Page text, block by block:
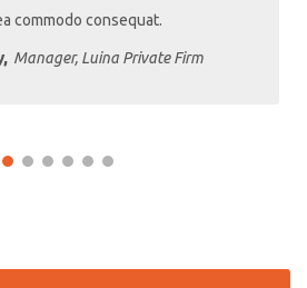
commodo consequat.
Manager, Luina Private Firm